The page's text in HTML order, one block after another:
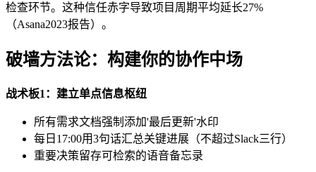
检查环节。这种信任赤字导致项目周期平均延长27%
（Asana2023报告）。
破墙方法论：构建你的协作中场
战术板1：建立单点信息枢纽
所有需求文档强制添加'最后更新'水印
每日17:00用3句话汇总关键进展（不超过Slack三行）
重要决策留存可检索的语音备忘录